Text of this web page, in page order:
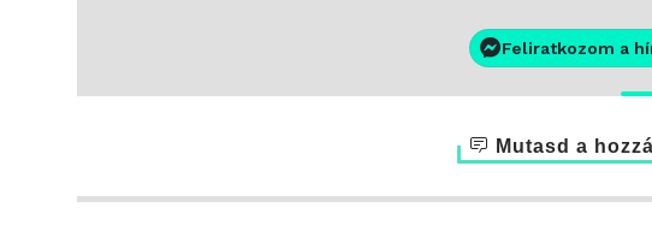
Feliratkozom a
Mutasd a